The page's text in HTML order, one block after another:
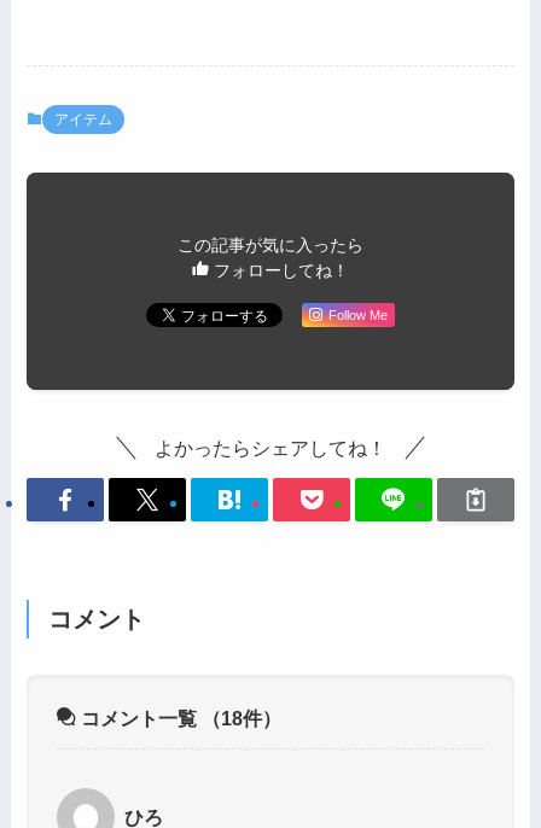
アイテム
この記事が気に入ったら
フォローしてね！
Follow Me
よかったらシェアしてね！
コメント
コメント一覧 （18件）
ひろ